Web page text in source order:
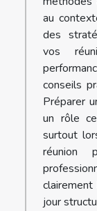
au
des
vos
conseils
Préparer
un rôle
surtout
réunion
jour